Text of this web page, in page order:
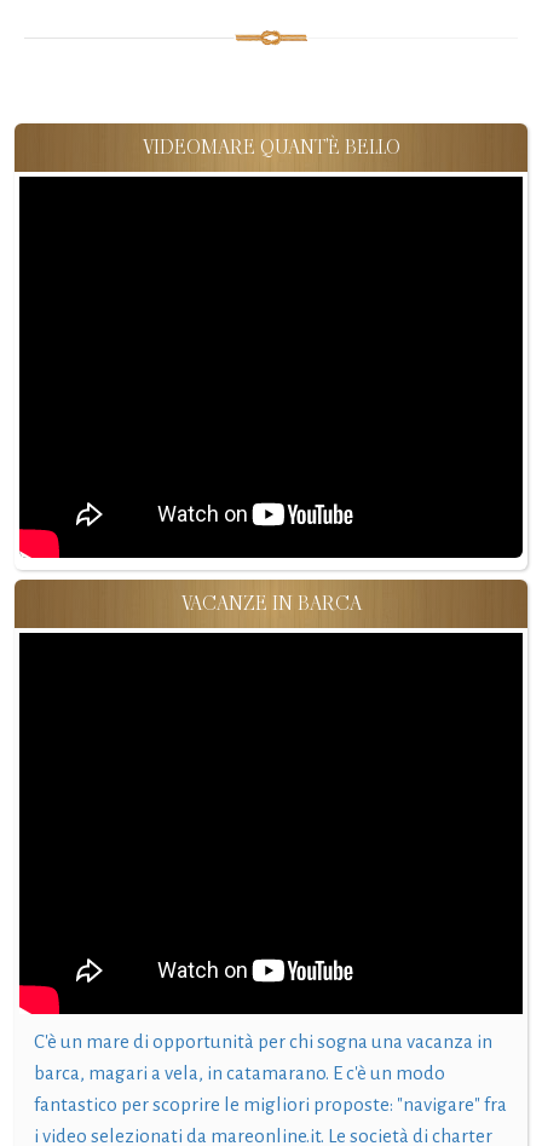
VIDEOMARE QUANT'È BELLO
VACANZE IN BARCA
C'è un mare di opportunità per chi sogna una vacanza in
barca, magari a vela, in catamarano. E c'è un modo
fantastico per scoprire le migliori proposte: "navigare" fra
i video selezionati da mareonline.it. Le società di charter